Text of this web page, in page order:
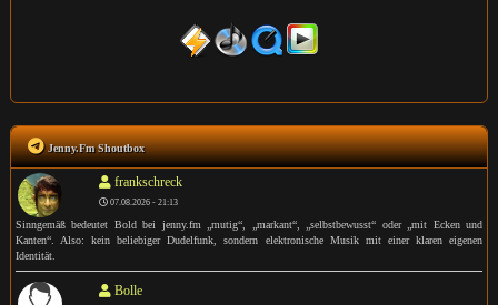
Jenny.Fm Shoutbox
frankschreck
07.08.2026 - 21:13
Sinngemäß bedeutet Bold bei jenny.fm „mutig“, „markant“, „selbstbewusst“ oder „mit Ecken und
Kanten“. Also: kein beliebiger Dudelfunk, sondern elektronische Musik mit einer klaren eigenen
Identität.
Bolle